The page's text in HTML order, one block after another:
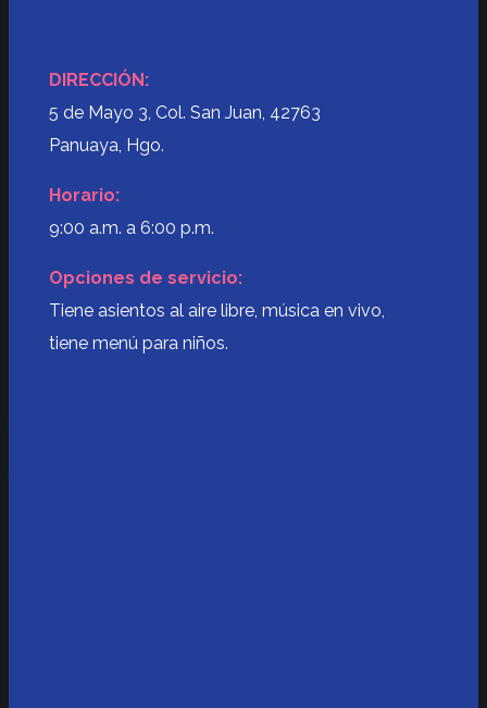
DIRECCIÓN:
5 de Mayo 3, Col. San Juan, 42763
Panuaya, Hgo.
Horario:
9:00 a.m. a 6:00 p.m.
Opciones de servicio:
Tiene asientos al aire libre, música en vivo,
tiene menú para niños.